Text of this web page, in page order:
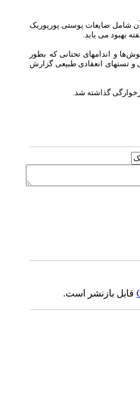
2 سالگی دیده می شود و مشخصات بالینی آن شامل ضایعات پوستی پورپوریک
و اندامهای تحتانی که بطور
و تستهای انعقادی طبیعی گزارش
گذاشته شد.
قابل بازنشر است.